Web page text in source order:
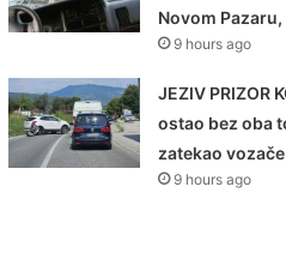
Novom
9 hours ago
JEZIV PRIZOR
ostao bez oba
zatekao vozače
9 hours ago